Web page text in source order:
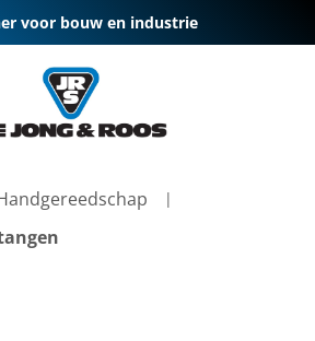
voor bouw en industrie